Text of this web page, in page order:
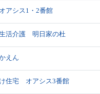
アシス1・2番館
活介護 明日家の杜
えん
住宅 オアシス3番館